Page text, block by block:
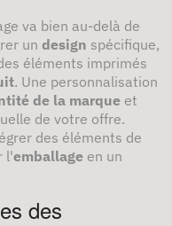
va bien au-delà de
un design spécifique,
éléments imprimés
. Une personnalisation
de la marque et
de votre offre.
des éléments de
l'emballage en un
des